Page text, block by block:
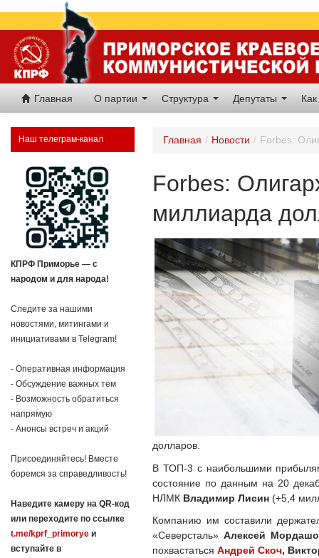
Главная О партии Структура Депутаты
Наш телеграм-канал
КПРФ Приморье — с
народом и для народа!
Следите за нашими
новостями, митингами и
инициативами в Telegram!
- Оперативная информация
- Обсуждение важных тем
- Возможность обратиться
напрямую
- Анонсы встреч и акций
Присоединяйтесь! Вместе
боремся за справедливость!
Наведите камеру на QR-код
или переходите по ссылке
t.me/kprf_primorye и
вступайте в
Главная / Новости / Forbes:
Forbes:
миллиарда
долларов.
В ТОП-3 с наибольшими
состояние по данным на 20
НЛМК Владимир Лисин (+5,4
Компанию им составили
«Северсталь»Алексей
похвастатьсяАндрей Скоч,